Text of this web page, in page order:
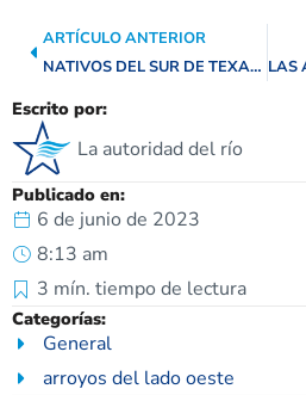
Escrito por:
La autoridad del río
Publicado en:
6 de junio de 2023
8:13 am
3 mín. tiempo de lectura
Categorías:
General
arroyos del lado oeste
ARTÍCULO ANTERIOR
NATIVOS DEL SUR DE TEXAS: CARACARA CRESTADO